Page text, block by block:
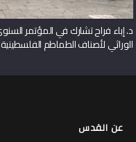
الوراثي لأصناف الطماطم الفلسطينية
عن القدس